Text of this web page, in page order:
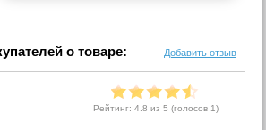
о товаре: Добавить отзыв
Рейтинг: 4.8 из 5 (голосов 1)